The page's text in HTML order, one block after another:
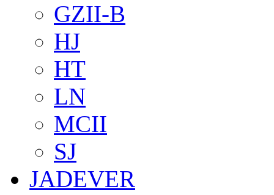
GZII-B
HJ
HT
LN
MCII
SJ
JADEVER